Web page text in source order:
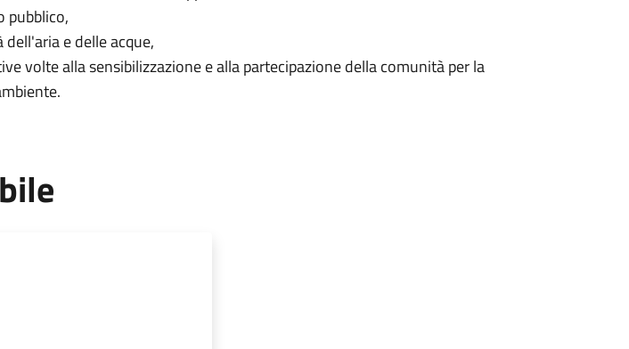
pubblico,
e delle acque,
volte alla sensibilizzazione e alla partecipazione della comunità per la